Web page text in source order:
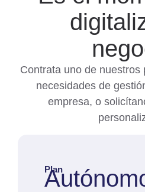
Contrata uno de nuestros
necesidades de
empresa, o
Plan